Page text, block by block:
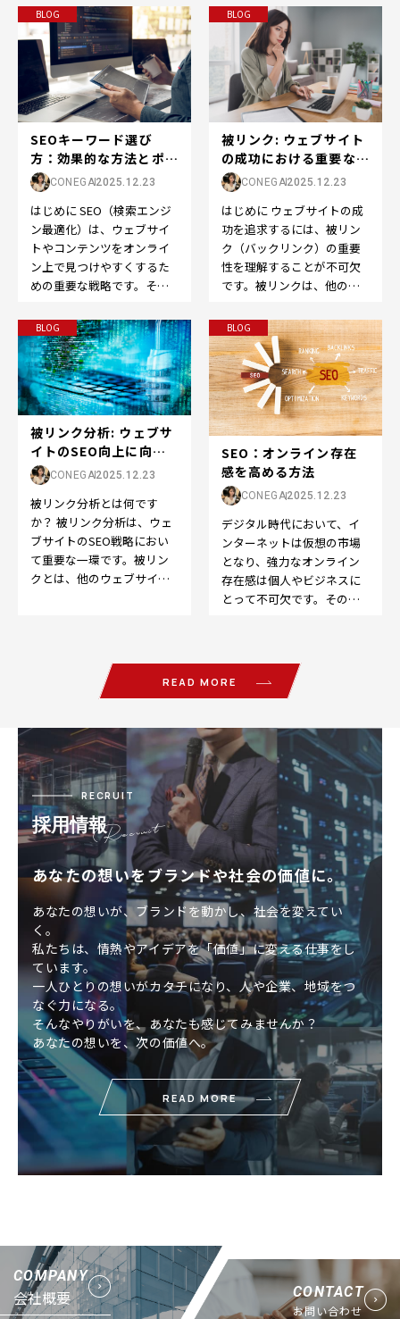
は「SEO順位」の重要性
と…
BLOG
SEOキーワード選び
方：効果的な方法とポイ
ントCONEGA2025.12.23
はじめに SEO（検索エンジ
ン最適化）は、ウェブサイ
トやコンテンツをオンライ
ン上で見つけやすくするた
めの重要な戦略です。その
の選定は成功の鍵です。…
BLOG
被リンク: ウェブサイト
の成功における重要な役
割 CONEGA2025.12.23
はじめに ウェブサイトの成
功を追求するには、被リン
ク（バックリンク）の重要
性を理解することが不可欠
です。被リンクは、他のウ
ブサイトへのリンクのこ
と…
BLOG
被リンク分析: ウェブサ
イトのSEO向上に向け
た重要なステッ...
CONEGA2025.12.23
被リンク分析とは何です
か？ 被リンク分析は、ウェ
ブサイトのSEO戦略におい
て重要な一環です。被リン
クとは、他のウェブサイト
BLOG
SEO：オンライン存在
感を高める方法
CONEGA2025.12.23
デジタル時代において、イ
ンターネットは仮想の市場
となり、強力なオンライン
存在感は個人やビジネスに
とって不可欠です。そのた
READ MORE
RECRUIT
採用情報
あなたの想いをブランドや社会の価値に。
あなたの想いが、ブランドを動かし、社会を変えてい
く。
私たちは、情熱やアイデアを「価値」に変える仕事をし
ています。
一人ひとりの想いがカタチになり、人や企業、地域をつ
なぐ力になる。
そんなやりがいを、あなたも感じてみませんか？
あなたの想いを、次の価値へ。
READ MORE
COMPANY
会社概要 CONTACT
お問い合わせ